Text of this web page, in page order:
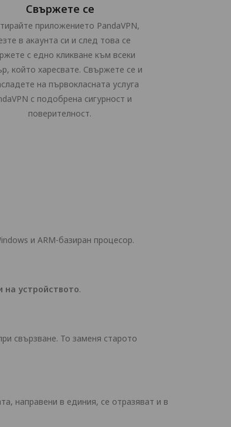
Свържете се
приложението PandaVPN,
в акаунта си и след това се
с едно кликване към всеки
който харесвате. Свържете се и
на първокласната услуга
с подобрена сигурност и
поверителност.
и ARM-базиран процесор.
на устройството.
свързване. То заменя старото
направени в единия, се отразяват и в